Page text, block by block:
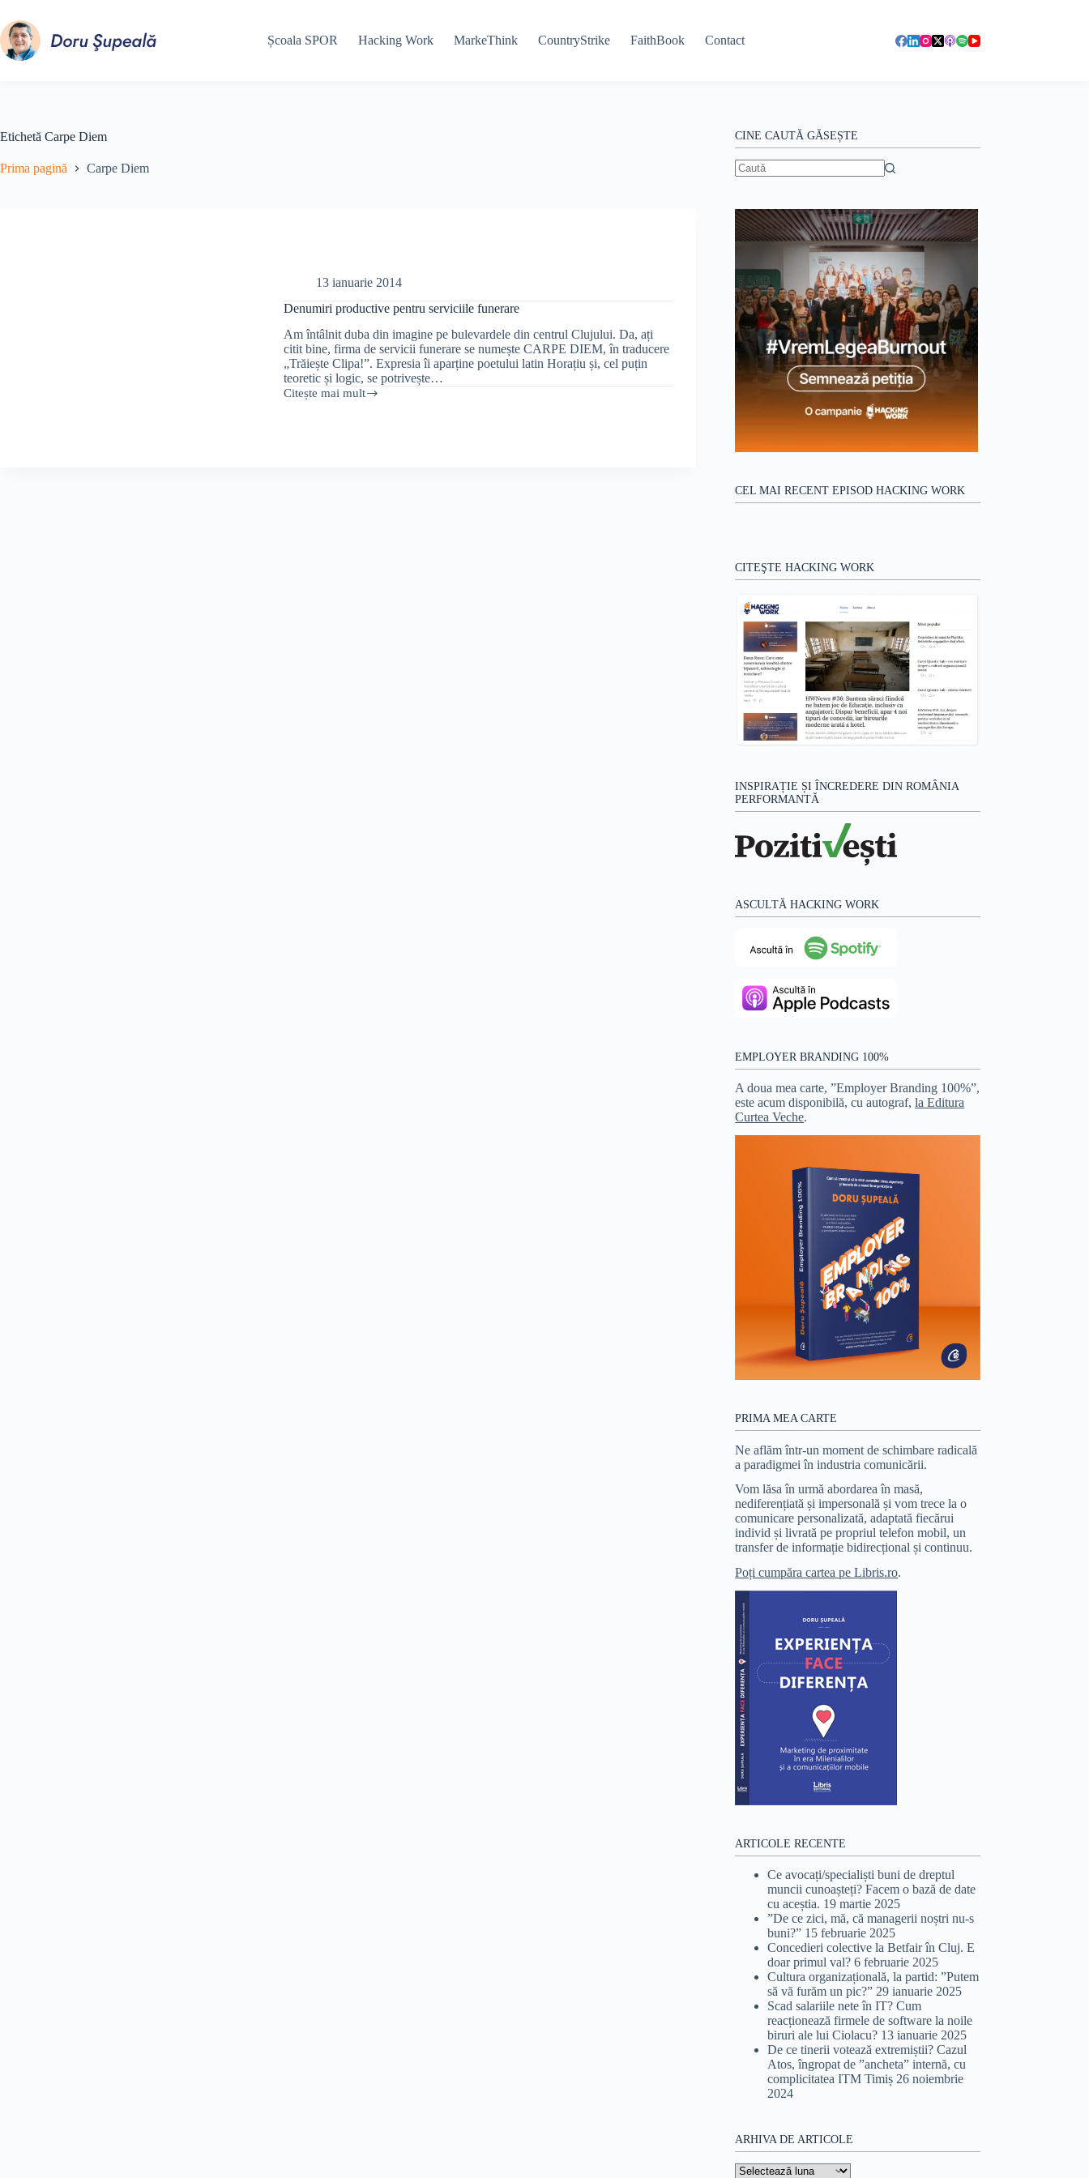
conținut
Școala SPOR Hacking Work MarkeThink CountryStrike FaithBook Contact
Etichetă Carpe Diem
Prima pagină Carpe Diem
13 ianuarie 2014
Denumiri productive pentru serviciile funerare
Am întâlnit duba din imagine pe bulevardele din centrul Clujului. Da, ați
citit bine, firma de servicii funerare se numește CARPE DIEM, în traducere
„Trăiește Clipa!”. Expresia îi aparține poetului latin Horațiu și, cel puțin
teoretic și logic, se potrivește…
Citește mai mult
Denumiri
CINE CAUTĂ GĂSEȘTE
CEL MAI RECENT EPISOD HACKING WORK
CITEŞTE HACKING WORK
INSPIRAȚIE ȘI ÎNCREDERE DIN ROMÂNIA
PERFORMANTĂ
ASCULTĂ HACKING WORK
EMPLOYER BRANDING 100%
A doua mea carte, ”Employer Branding 100%”,
este acum disponibilă, cu autograf,la Editura
Curtea Veche.
PRIMA MEA CARTE
Ne aflăm într-un moment de schimbare radicală
a paradigmei în industria comunicării.
Vom lăsa în urmă abordarea în masă,
nediferențiată și impersonală și vom trece la o
comunicare personalizată, adaptată fiecărui
individ și livrată pe propriul telefon mobil, un
transfer de informație bidirecțional și continuu.
Poți cumpăra cartea pe Libris.ro.
ARTICOLE RECENTE
Ce avocați/specialiști buni de dreptul
muncii cunoașteți? Facem o bază de date
cu aceștia. 19 martie 2025
”De ce zici, mă, că managerii noștri nu-s
buni?” 15 februarie 2025
Concedieri colective la Betfair în Cluj. E
doar primul val? 6 februarie 2025
Cultura organizațională, la partid: ”Putem
să vă furăm un pic?” 29 ianuarie 2025
Scad salariile nete în IT? Cum
reacționează firmele de software la noile
biruri ale lui Ciolacu? 13 ianuarie 2025
De ce tinerii votează extremiștii? Cazul
Atos, îngropat de ”ancheta” internă, cu
complicitatea ITM Timiș 26 noiembrie
2024
ARHIVA DE ARTICOLE
Arhiva